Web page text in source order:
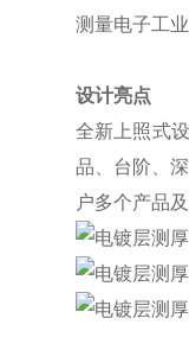
测量电子工
设计亮点
全新上照式
品、台阶、
户多个产品